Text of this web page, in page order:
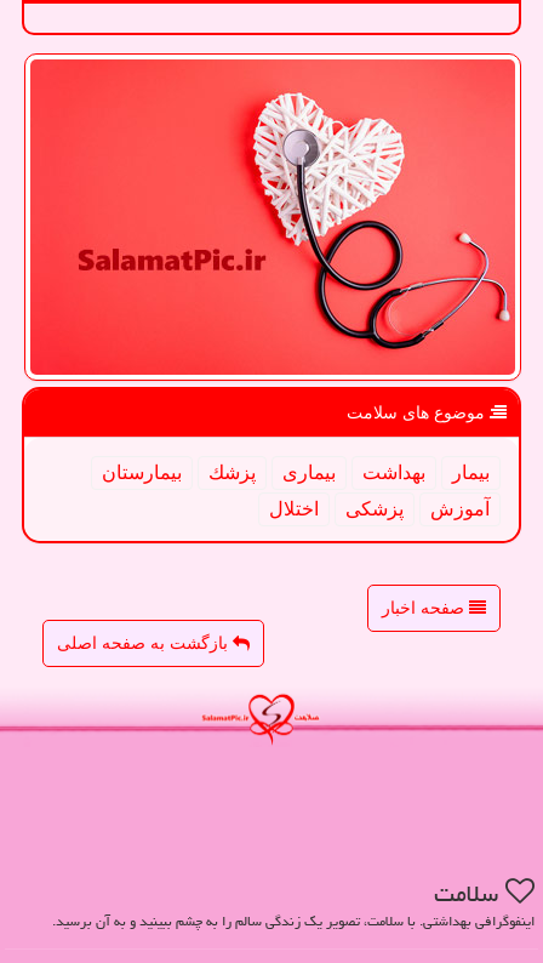
موضوع های سلامت
بیمار بهداشت بیماری پزشك
بیمارستان
آموزش
پزشكی اختلال
صفحه اخبار
بازگشت به صفحه اصلی
سلامت
اینفوگرافی بهداشتی. با سلامت، تصویر یک زندگی سالم را به چشم ببینید و به آن برسید.